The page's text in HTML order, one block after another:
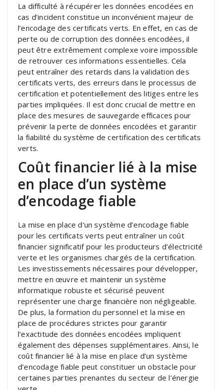
La difficulté à récupérer les données encodées en
cas d’incident constitue un inconvénient majeur de
l’encodage des certificats verts. En effet, en cas de
perte ou de corruption des données encodées, il
peut être extrêmement complexe voire impossible
de retrouver ces informations essentielles. Cela
peut entraîner des retards dans la validation des
certificats verts, des erreurs dans le processus de
certification et potentiellement des litiges entre les
parties impliquées. Il est donc crucial de mettre en
place des mesures de sauvegarde efficaces pour
prévenir la perte de données encodées et garantir
la fiabilité du système de certification des certificats
verts.
Coût financier lié à la mise
en place d’un système
d’encodage fiable
La mise en place d’un système d’encodage fiable
pour les certificats verts peut entraîner un coût
financier significatif pour les producteurs d’électricité
verte et les organismes chargés de la certification.
Les investissements nécessaires pour développer,
mettre en œuvre et maintenir un système
informatique robuste et sécurisé peuvent
représenter une charge financière non négligeable.
De plus, la formation du personnel et la mise en
place de procédures strictes pour garantir
l’exactitude des données encodées impliquent
également des dépenses supplémentaires. Ainsi, le
coût financier lié à la mise en place d’un système
d’encodage fiable peut constituer un obstacle pour
certaines parties prenantes du secteur de l’énergie